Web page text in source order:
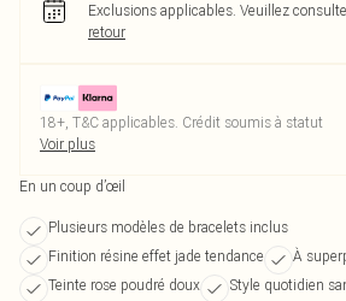
Exclusions applicables. Veuillez
retour
18+, T&C applicables. Crédit soumis à statut
Voir plus
En un coup d’œil
Plusieurs modèles de bracelets inclus
Finition résine effet jade tendance
À
Teinte rose poudré doux
Style quotidien